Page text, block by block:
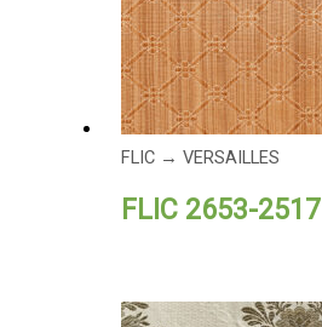
FLIC → VERSAILLES
FLIC 2653-2517